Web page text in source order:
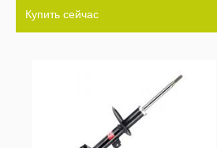
Купить сейчас